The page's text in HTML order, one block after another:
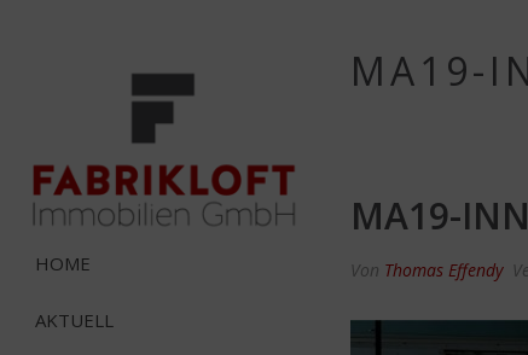
HOME
AKTUELL
MA19-
MA19-
Von Thomas Effendy